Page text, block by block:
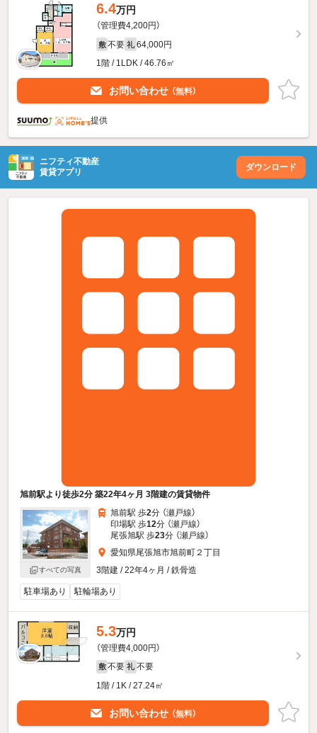
6.4万円
（管理費4,200円）
敷 不要 礼 64,000円
1階 / 1LDK / 46.76㎡
お問い合わせ （無料）
提供
ニフティ不動産
賃貸アプリ
ダウンロード
旭前駅より徒歩2分 築22年4ヶ月 3階建の賃貸物件
すべての写真
旭前駅 歩2分 （瀬戸線）
印場駅 歩12分 （瀬戸線）
尾張旭駅 歩23分 （瀬戸線）
愛知県尾張旭市旭前町２丁目
3階建 / 22年4ヶ月 / 鉄骨造
駐車場あり 駐輪場あり
5.3万円
（管理費4,000円）
敷 不要 礼 不要
1階 / 1K / 27.24㎡
お問い合わせ （無料）